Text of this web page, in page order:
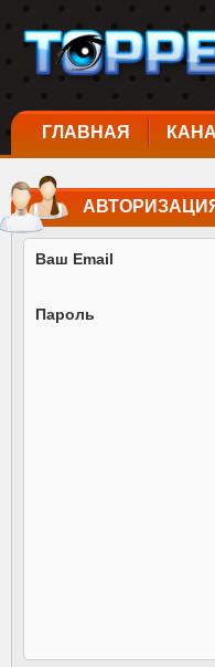
ГЛАВНАЯ
Ваш Email
Пароль